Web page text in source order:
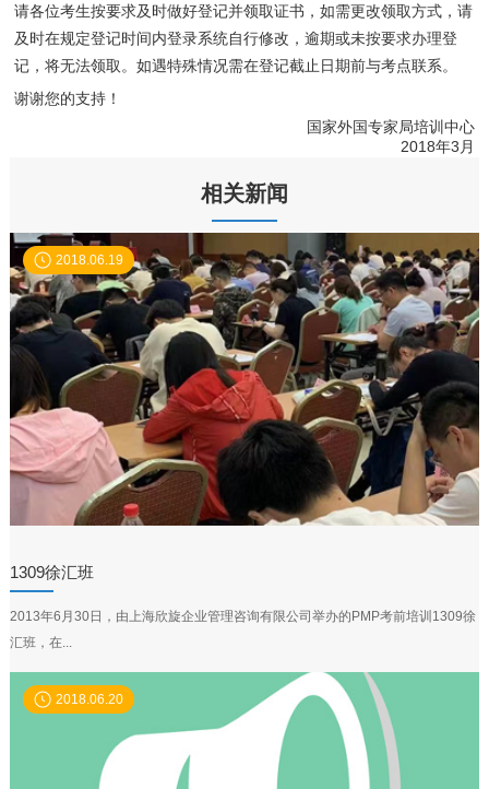
请各位考生按要求及时做好登记并领取证书，如需更改领取方式，请
及时在规定登记时间内登录系统自行修改，逾期或未按要求办理登
记，将无法领取。如遇特殊情况需在登记截止日期前与考点联系。
谢谢您的支持！
国家外国专家局培训中心
2018年3月
相关新闻
2018.06.19
1309徐汇班
2013年6月30日，由上海欣旋企业管理咨询有限公司举办的PMP考前培训1309徐
汇班，在...
2018.06.20